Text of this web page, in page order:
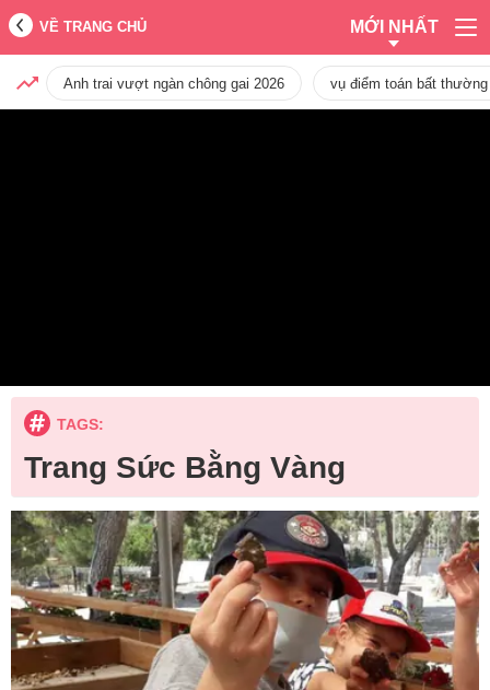
VỀ TRANG CHỦ MỚI NHẤT
Anh trai vượt ngàn chông gai 2026 vụ điểm toán bất
TAGS:
Trang Sức Bằng Vàng